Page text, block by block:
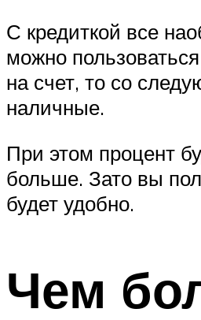
С кредиткой все
можно
на счет, то со
наличные.
При этом процент
больше. Зато вы
будет удобно.
Чем